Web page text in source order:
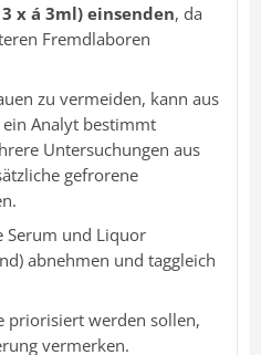
x á 3ml) einsenden, da
Fremdlaboren
zu vermeiden, kann aus
Analyt bestimmt
Untersuchungen aus
gefrorene
Serum und Liquor
abnehmen und taggleich
priorisiert werden sollen,
vermerken.